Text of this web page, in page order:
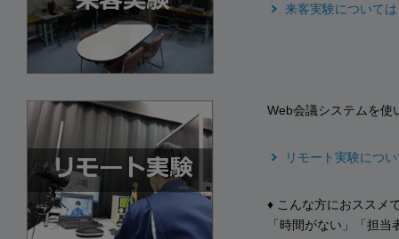
来客実験について
Web会議システムを使
リモート実験につ
♦ こんな方におススメ
「時間がない」「担